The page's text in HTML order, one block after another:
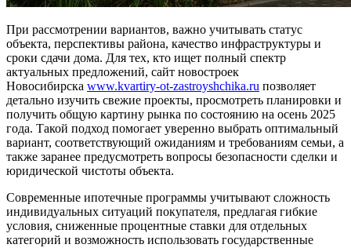
При рассмотрении вариантов, важно учитывать статус
объекта, перспективы района, качество инфраструктуры и
сроки сдачи дома. Для тех, кто ищет полный спектр
актуальных предложений, сайт новостроек
Новосибирска www.kvartiry-ot-zastroyshchika.ru позволяет
детально изучить свежие проекты, просмотреть планировки и
получить общую картину рынка по состоянию на осень 2025
года. Такой подход помогает уверенно выбрать оптимальный
вариант, соответствующий ожиданиям и требованиям семьи, а
также заранее предусмотреть вопросы безопасности сделки и
юридической чистоты объекта.
Современные ипотечные программы учитывают сложность
индивидуальных ситуаций покупателя, предлагая гибкие
условия, сниженные процентные ставки для отдельных
категорий и возможность использовать государственные